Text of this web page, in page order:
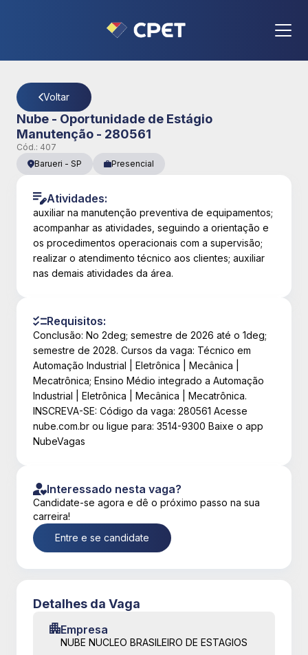
Voltar
Nube - Oportunidade de Estágio
Manutenção - 280561
Cód.: 407
Barueri - SP Presencial
Atividades:
auxiliar na manutenção preventiva de equipamentos;
acompanhar as atividades, seguindo a orientação e
os procedimentos operacionais com a supervisão;
realizar o atendimento técnico aos clientes; auxiliar
nas demais atividades da área.
Requisitos:
Conclusão: No 2deg; semestre de 2026 até o 1deg;
semestre de 2028. Cursos da vaga: Técnico em
Automação Industrial | Eletrônica | Mecânica |
Mecatrônica; Ensino Médio integrado a Automação
Industrial | Eletrônica | Mecânica | Mecatrônica.
INSCREVA-SE: Código da vaga: 280561 Acesse
nube.com.br ou ligue para: 3514-9300 Baixe o app
NubeVagas
Interessado nesta vaga?
Candidate-se agora e dê o próximo passo na sua
carreira!
Entre e se candidate
Detalhes da Vaga
Empresa
NUBE NUCLEO BRASILEIRO DE ESTAGIOS